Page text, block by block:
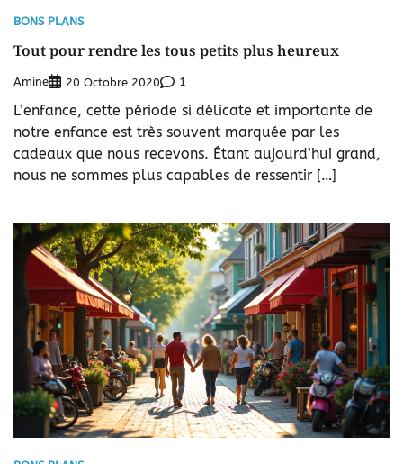
BONS PLANS
Tout pour rendre les tous petits plus heureux
Amine 20 Octobre 2020 1
L’enfance, cette période si délicate et importante de
notre enfance est très souvent marquée par les
cadeaux que nous recevons. Étant aujourd’hui grand,
nous ne sommes plus capables de ressentir […]